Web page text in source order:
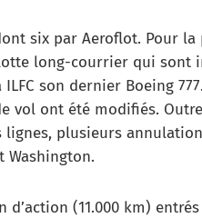
six par Aeroflot. Pour
long-courrier qui sont
son dernier Boeing
vol ont été modifiés.
lignes, plusieurs
Washington.
(11.000 km)